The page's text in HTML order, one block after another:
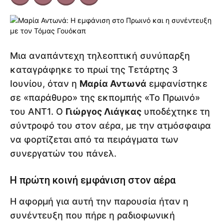
Μια αναπάντεχη τηλεοπτική συνύπαρξη
καταγράφηκε το πρωί της Τετάρτης 3
Ιουνίου, όταν η Μαρία Αντωνά εμφανίστηκε
σε «παράθυρο» της εκπομπής «Το Πρωινό»
του ΑΝΤ1. Ο Γιώργος Λιάγκας υποδέχτηκε τη
σύντροφό του στον αέρα, με την ατμόσφαιρα
να φορτίζεται από τα πειράγματα των
συνεργατών του πάνελ.
Η πρώτη κοινή εμφάνιση στον αέρα
Η αφορμή για αυτή την παρουσία ήταν η
συνέντευξη που πήρε η ραδιοφωνική